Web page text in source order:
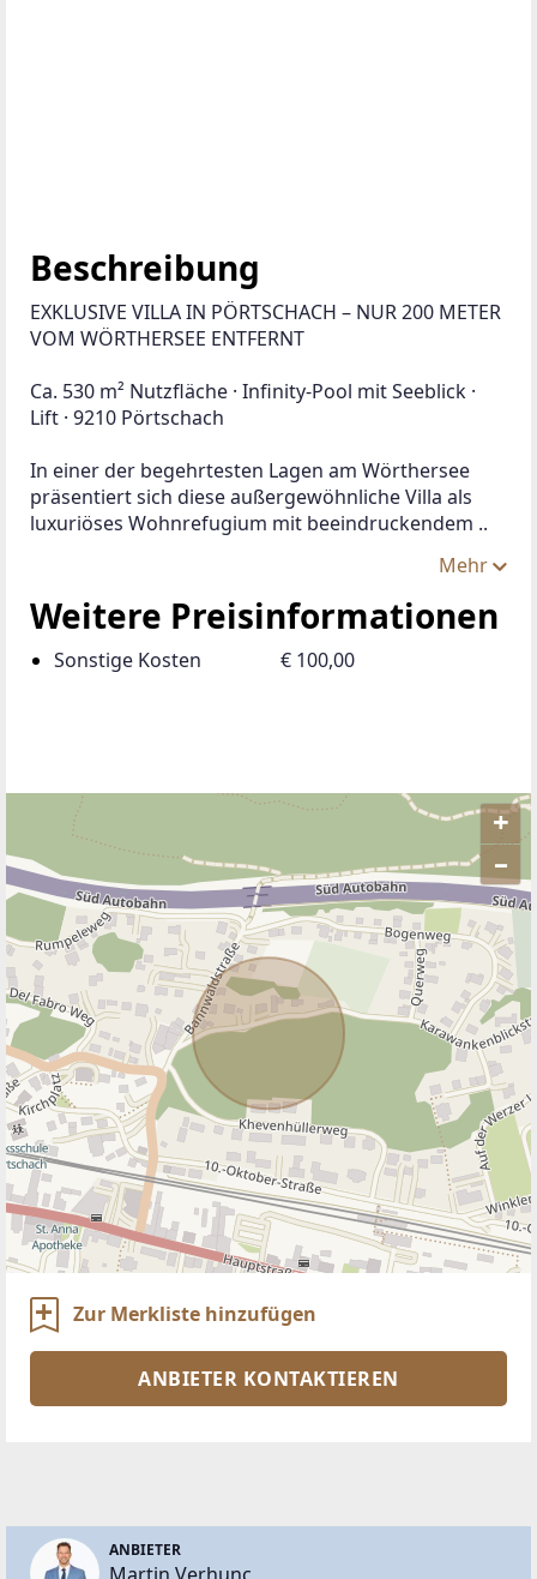
Beschreibung
EXKLUSIVE VILLA IN PÖRTSCHACH – NUR 200 METER
VOM WÖRTHERSEE ENTFERNT
Ca. 530 m² Nutzfläche · Infinity-Pool mit Seeblick ·
Lift · 9210 Pörtschach
In einer der begehrtesten Lagen am Wörthersee
präsentiert sich diese außergewöhnliche Villa als
luxuriöses Wohnrefugium mit beeindruckendem ..
Mehr
Weitere Preisinformationen
Sonstige Kosten € 100,00
+
–
ANBIETER KONTAKTIEREN
Zur Merkliste hinzufügen
ANBIETER KONTAKTIEREN
ANBIETER
Martin Verhunc